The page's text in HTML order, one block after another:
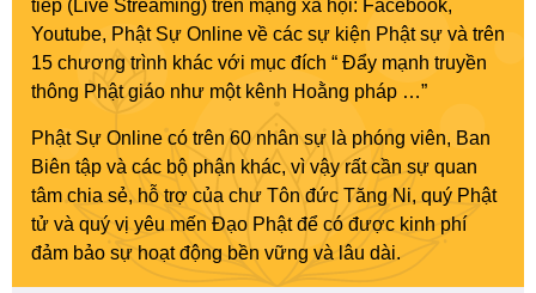
tiếp (Live Streaming) trên mạng xã hội: Facebook,
Youtube, Phật Sự Online về các sự kiện Phật sự và trên
15 chương trình khác với mục đích “ Đẩy mạnh truyền
thông Phật giáo như một kênh Hoằng pháp …”
Phật Sự Online có trên 60 nhân sự là phóng viên, Ban
Biên tập và các bộ phận khác, vì vậy rất cần sự quan
tâm chia sẻ, hỗ trợ của chư Tôn đức Tăng Ni, quý Phật
tử và quý vị yêu mến Đạo Phật để có được kinh phí
đảm bảo sự hoạt động bền vững và lâu dài.